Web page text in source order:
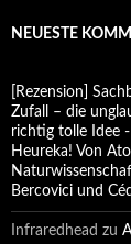
NEUESTE
[Rezension]
Zufall – die
richtig tolle Idee
Heureka! Von
Bercovici und
Infraredhead zu